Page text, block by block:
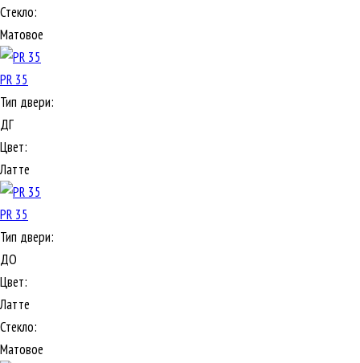
Стекло:
Матовое
PR 35
Тип двери:
ДГ
Цвет:
Латте
PR 35
Тип двери:
ДО
Цвет:
Латте
Стекло:
Матовое